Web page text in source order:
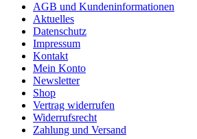
AGB und Kundeninformationen
Aktuelles
Datenschutz
Impressum
Kontakt
Mein Konto
Newsletter
Shop
Vertrag widerrufen
Widerrufsrecht
Zahlung und Versand